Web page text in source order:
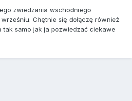
zwiedzania wschodniego
Chętnie się dołączę również
samo jak ja pozwiedzać ciekawe